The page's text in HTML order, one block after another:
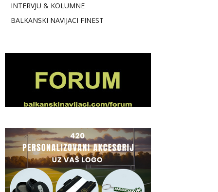
INTERVJU & KOLUMNE
BALKANSKI NAVIJACI FINEST